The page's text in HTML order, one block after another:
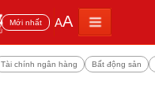
Mới nhất AA
Tài chính ngân hàng Bất động sản